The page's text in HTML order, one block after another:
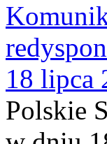
18 lipca
Polskie